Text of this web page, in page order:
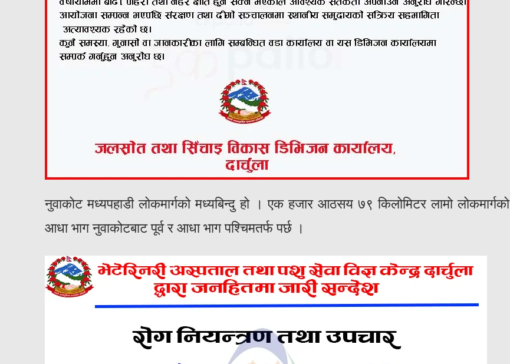
नुवाकोट मध्यपहाडी लोकमार्गको मध्यबिन्दु हो । एक हजार आठसय ७९ किलोमिटर लामो लोकमार्गको
आधा भाग नुवाकोटबाट पूर्व र आधा भाग पश्चिमतर्फ पर्छ ।